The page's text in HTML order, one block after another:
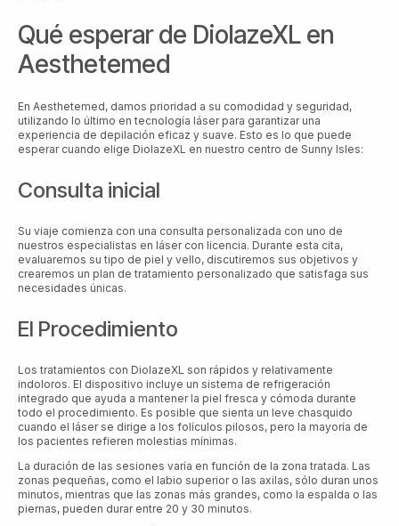
Qué esperar de DiolazeXL en
Aesthetemed
En Aesthetemed, damos prioridad a su comodidad y seguridad,
utilizando lo último en tecnología láser para garantizar una
experiencia de depilación eficaz y suave. Esto es lo que puede
esperar cuando elige DiolazeXL en nuestro centro de Sunny Isles:
Consulta inicial
Su viaje comienza con una consulta personalizada con uno de
nuestros especialistas en láser con licencia. Durante esta cita,
evaluaremos su tipo de piel y vello, discutiremos sus objetivos y
crearemos un plan de tratamiento personalizado que satisfaga sus
necesidades únicas.
El Procedimiento
Los tratamientos con DiolazeXL son rápidos y relativamente
indoloros. El dispositivo incluye un sistema de refrigeración
integrado que ayuda a mantener la piel fresca y cómoda durante
todo el procedimiento. Es posible que sienta un leve chasquido
cuando el láser se dirige a los folículos pilosos, pero la mayoría de
los pacientes refieren molestias mínimas.
La duración de las sesiones varía en función de la zona tratada. Las
zonas pequeñas, como el labio superior o las axilas, sólo duran unos
minutos, mientras que las zonas más grandes, como la espalda o las
piernas, pueden durar entre 20 y 30 minutos.